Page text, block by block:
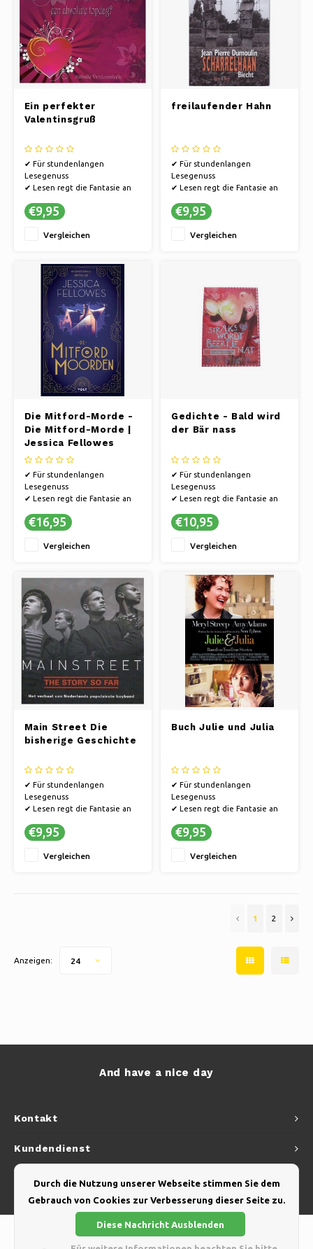
Ein perfekter
Valentinsgruß
✔ Für stundenlangen
Lesegenuss
✔ Lesen regt die Fantasie an
andere Welten.
€9,95
Vergleichen
freilaufender Hahn
✔ Für stundenlangen
Lesegenuss
✔ Lesen regt die Fantasie an
andere Welten.
€9,95
Vergleichen
Die Mitford-Morde -
Die Mitford-Morde |
Jessica Fellowes
✔ Für stundenlangen
Lesegenuss
✔ Lesen regt die Fantasie an
andere Welten.
€16,95
Vergleichen
Gedichte - Bald wird
der Bär nass
✔ Für stundenlangen
Lesegenuss
✔ Lesen regt die Fantasie an
andere Welten.
€10,95
Vergleichen
Main Street Die
bisherige Geschichte
✔ Für stundenlangen
Lesegenuss
✔ Lesen regt die Fantasie an
andere Welten.
€9,95
Vergleichen
Buch Julie und Julia
✔ Für stundenlangen
Lesegenuss
✔ Lesen regt die Fantasie an
andere Welten.
€9,95
Vergleichen
1 2
Anzeigen: 24
Kontakt
And have a nice day
Kundendienst
Mein Konto
Durch die Nutzung unserer Webseite stimmen Sie dem
Gebrauch von Cookies zur Verbesserung dieser Seite zu.
Diese Nachricht Ausblenden